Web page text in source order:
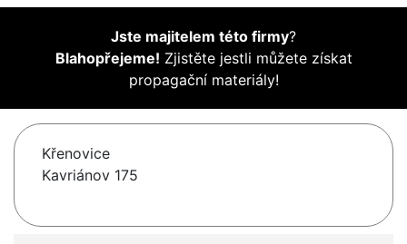
Jste majitelem této firmy?
Blahopřejeme! Zjistěte jestli můžete získat
propagační materiály!
Křenovice
Kavriánov 175